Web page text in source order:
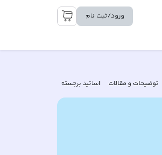
ورود/ثبت نام
توضیحات و مقالات اساتید برجسته